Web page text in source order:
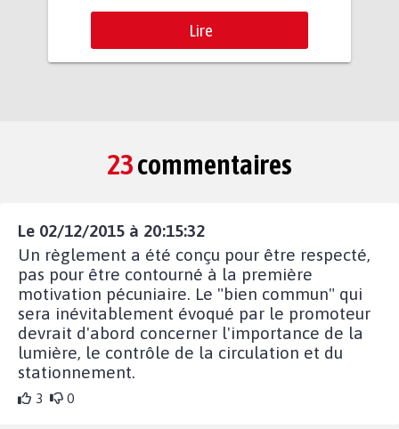
Lire
23commentaires
Le 02/12/2015 à 20:15:32
Un règlement a été conçu pour être respecté,
pas pour être contourné à la première
motivation pécuniaire. Le "bien commun" qui
sera inévitablement évoqué par le promoteur
devrait d'abord concerner l'importance de la
lumière, le contrôle de la circulation et du
stationnement.
3 0